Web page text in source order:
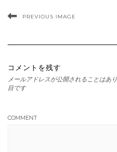
PREVIOUS IMAGE
コメントを残す
メールアドレスが公開されることはあり
目です
COMMENT